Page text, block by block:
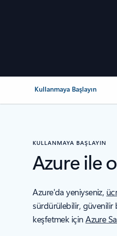
Kullanmaya Başlayın
KULLANMAYA BAŞLAYIN
Azure ile
Azure'da yeniyseniz,
sürdürülebilir, güvenilir
keşfetmek içinAzure